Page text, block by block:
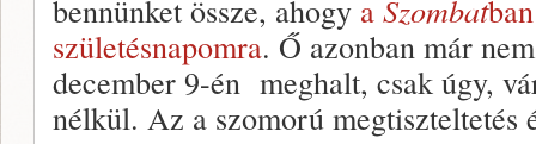
bennünket össze, ahogy a Szombat
születésnapomra. Ő azonban már
december 9-én meghalt, csak úgy,
nélkül. Az a szomorú